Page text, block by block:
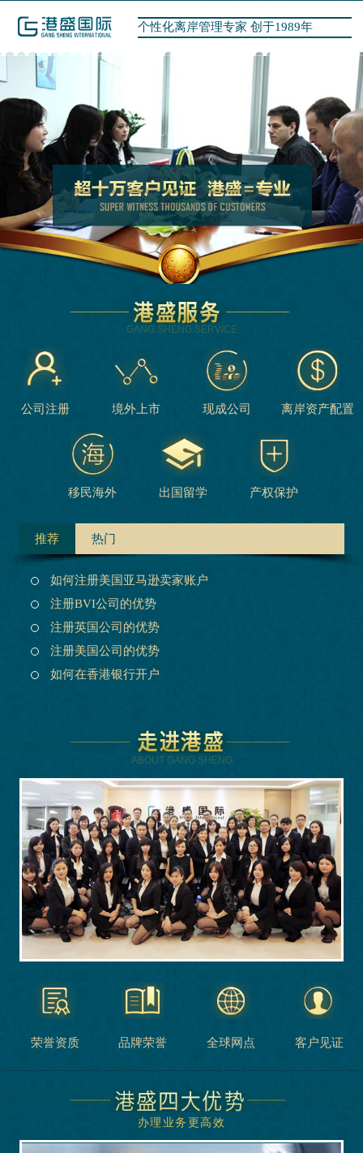
个性化离岸管理专家 创于1989年
GANG SHENG SERVICE
公司注册 境外上市 现成公司 离岸资产配置
移民海外 出国留学 产权保护
推荐 热门
如何注册美国亚马逊卖家账户
注册BVI公司的优势
注册英国公司的优势
注册美国公司的优势
如何在香港银行开户
ABOUT GANG SHENG
荣誉资质 品牌荣誉 全球网点 客户见证
办理业务更高效